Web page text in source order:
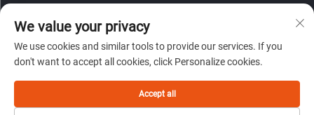
Meld je aan om onze wekelijkse nieuwsbrief te ontvangen
We value your privacy
We use cookies and similar tools to provide our services. If you
don't want to accept all cookies, click Personalize cookies.
Accept all